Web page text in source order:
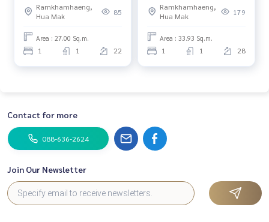
Ramkhamhaeng,
Hua Mak
85
Area : 27.00 Sq.m.
1 1 22
Ramkhamhaeng,
Hua Mak
179
Area : 33.93 Sq.m.
1 1 28
Contact for more
088-636-2624
Join Our Newsletter